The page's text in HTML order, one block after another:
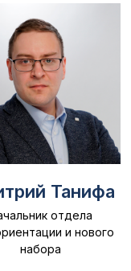
Танифа
отдела
и нового
набора